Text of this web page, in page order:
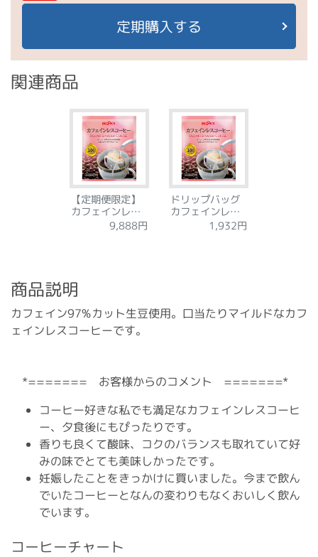
定期購入する
関連商品
【定期便限定】
カフェインレス
コロンビアＷセ
9,888円
ドリップバッグ
カフェインレス
コロンビア 12袋
1,932円
商品説明
カフェイン97%カット生豆使用。口当たりマイルドなカフ
ェインレスコーヒーです。
*======= お客様からのコメント =======*
コーヒー好きな私でも満足なカフェインレスコーヒ
ー、夕食後にもぴったりです。
香りも良くて酸味、コクのバランスも取れていて好
みの味でとても美味しかったです。
妊娠したことをきっかけに買いました。今まで飲ん
でいたコーヒーとなんの変わりもなくおいしく飲ん
でいます。
コーヒーチャート